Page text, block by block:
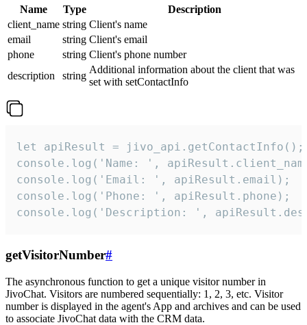
Name Type
Description
client_name string Client's name
email
string Client's email
phone
string Client's phone number
description
string
Additional information about the client that was
set with setContactInfo
let apiResult = jivo_api.getContactInfo();
console.log('Name: ',
console.log('Email: ', apiResult.email);
console.log('Phone: ', apiResult.phone);
console.log('Description: ',
getVisitorNumber#
The asynchronous function to get a unique visitor number in
JivoChat. Visitors are numbered sequentially: 1, 2, 3, etc. Visitor
number is displayed in the agent's App and archives and can be used
to associate JivoChat data with the CRM data.